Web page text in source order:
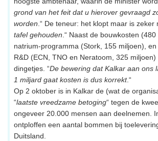
grond van het feit dat u hierover gevraagd
worden .“ De teneur: het klopt maar is zeker
tafel gehouden .“ Naast de bouwkosten
natrium-programma (Stork, 155 miljoen),
R&D (ECN, TNO en Neratoom, 325
dingetjes. “De bewering dat Kalkar aan ons
1 miljard gaat kosten is dus korrekt.“
Op 2 oktober is in Kalkar de (wat de
“laatste vreedzame betoging“ tegen de
ongeveer 20.000 mensen aan deelnemen.
ontploffen een aantal bommen bij
Duitsland.